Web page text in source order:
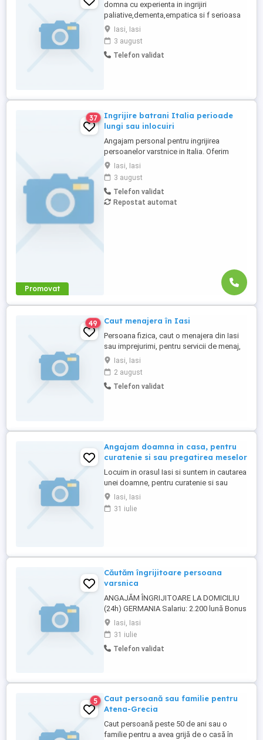
domna cu experienta in ingrijiri
paliative,dementa,empatica si f serioasa
,pot sa ajut persoane cu diverse probleme
de sanatate, gatit,curatenie,etc. Precizez
ca am castigat experienta lucrand in
domeniu si am recomandari.
Iasi, Iasi
3 august
Telefon validat
Promovat
37
Ingrijire batrani Italia perioade
lungi sau inlocuiri
Angajam personal pentru ingrijirea
persoanelor varstnice in Italia. Oferim
stabilitate si sprijin pe toata perioada
contractului. Nu percepem nicio taxa in
Romania sau Italia! Cunostinte medii de
limba italiana! Experienta si recomandarile
constituie avantaj!
Iasi, Iasi
3 august
Telefon validat
Repostat automat
49 Caut menajera în Iasi
Persoana fizica, caut o menajera din Iasi
sau imprejurimi, pentru servicii de menaj,
curatenie generala, spalat, calcat. Porgram
part-time flexibil, o zi sau două zile pe
săptămână la inceput. Plata se face la ora
lucrată. Condiiții foarte avantajoase. Va
Iasi, Iasi
2 august
Telefon validat
Angajam doamna in casa, pentru
curatenie si sau pregatirea meselor
Locuim in orasul Iasi si suntem in cautarea
unei doamne, pentru curatenie si sau
bucatarie. Ne dorim ca persoana in cauza
sa fi lucrat in domenul culinar ca bucatar,
deasemena in domeniul curateniei. Punem
Iasi, Iasi
31 iulie
Căutăm îngrijitoare persoana
varsnica
ANGAJĂM ÎNGRIJITOARE LA DOMICILIU
(24h) GERMANIA Salariu: 2.200 lună Bonus
unic: 250 Sejur minim: 2 luni Căutăm o
persoană serioasă, responsabilă și
prietenoasă pentru îngrijirea unei doamne
în vârstă, în Germania. Cerințe: Permis
Iasi, Iasi
31 iulie
Telefon validat
5
Caut persoană sau familie pentru
Atena-Grecia
Caut persoană peste 50 de ani sau o
familie pentru a avea grijă de o casă în